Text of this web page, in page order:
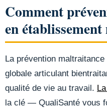
Comment
en
La prévention
globale articulant
qualité de vie au travail.
la clé — QualiSanté vous